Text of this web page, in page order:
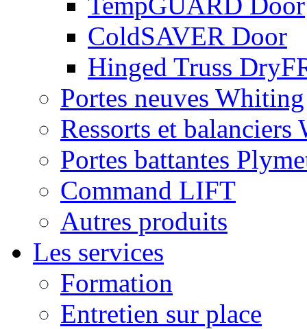
ColdSAVER Door
Hinged Truss
Portes neuves Whiting
Ressorts et
Portes battantes
Command LIFT
Autres produits
Les services
Formation
Entretien sur place